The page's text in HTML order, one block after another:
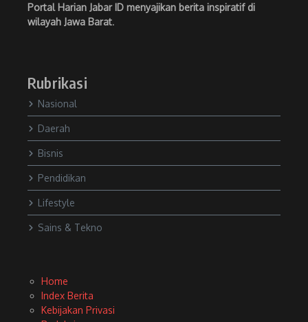
Portal Harian Jabar ID menyajikan berita inspiratif di
wilayah Jawa Barat.
Rubrikasi
Nasional
Daerah
Bisnis
Pendidikan
Lifestyle
Sains & Tekno
Home
Index Berita
Kebijakan Privasi